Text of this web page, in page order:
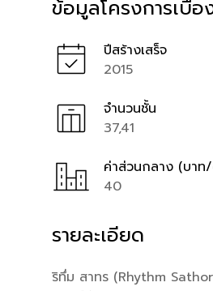
ข้อมูลโครงการเบื้
ปีสร้างเสร็จ
2015
จำนวนชั้น
37,41
ค่าส่วนกลาง (บาท
40
รายละเอียด
ริทึ่ม สาทร (Rhythm